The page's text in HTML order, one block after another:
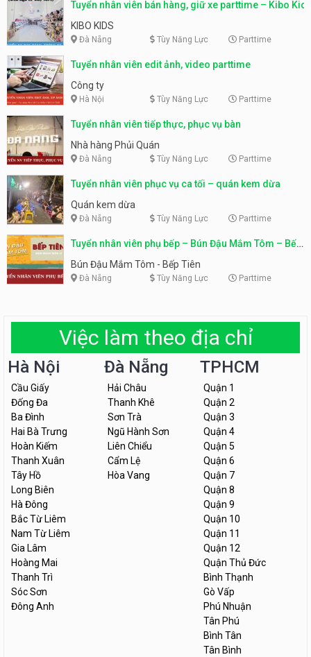
Tuyển nhân viên bán hàng, giữ xe parttime – Kibo Kid
KIBO KIDS
Đà Nẵng Tùy Năng Lực Parttime
Tuyển nhân viên edit ảnh, video parttime
Công ty
Hà Nội Tùy Năng Lực Parttime
Tuyển nhân viên tiếp thực, phục vụ bàn
Nhà hàng Phủi Quán
Đà Nẵng Tùy Năng Lực Parttime
Tuyển nhân viên phục vụ ca tối – quán kem dừa
Quán kem dừa
Đà Nẵng Tùy Năng Lực Parttime
Tuyển nhân viên phụ bếp – Bún Đậu Mắm Tôm – Bếp
Tiên
Bún Đậu Mắm Tôm - Bếp Tiên
Đà Nẵng Tùy Năng Lực Parttime
Việc làm theo địa chỉ
Hà Nội
Cầu Giấy
Đống Đa
Ba Đình
Hai Bà Trưng
Hoàn Kiếm
Thanh Xuân
Tây Hồ
Long Biên
Hà Đông
Bắc Từ Liêm
Nam Từ Liêm
Gia Lâm
Hoàng Mai
Thanh Trì
Sóc Sơn
Đông Anh
Đà Nẵng
Hải Châu
Thanh Khê
Sơn Trà
Ngũ Hành Sơn
Liên Chiểu
Cẩm Lệ
Hòa Vang
TPHCM
Quận 1
Quận 2
Quận 3
Quận 4
Quận 5
Quận 6
Quận 7
Quận 8
Quận 9
Quận 10
Quận 11
Quận 12
Quận Thủ Đức
Bình Thạnh
Gò Vấp
Phú Nhuận
Tân Phú
Bình Tân
Tân Bình